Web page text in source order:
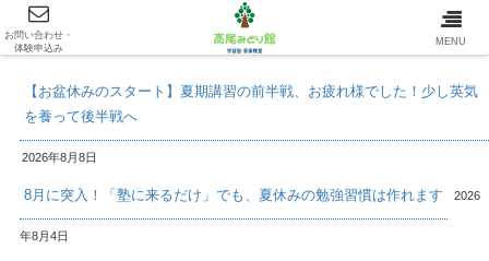
最新情報/INFOMATION
【お盆休みのスタート】夏期講習の前半戦、お疲れ様でした！少し英気
を養って後半戦へ
2026年8月8日
8月に突入！「塾に来るだけ」でも、夏休みの勉強習慣は作れます 2026
年8月4日
お問い合わせ・
体験申込み
MENU